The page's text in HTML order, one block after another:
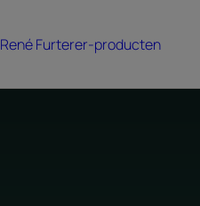
René Furterer-producten